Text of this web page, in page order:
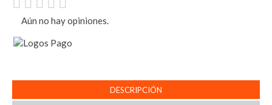
Aún no hay opiniones.
DESCRIPCIÓN